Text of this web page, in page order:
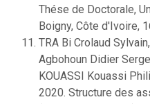
Thése de Doctorale,
Boigny, Côte d'Ivoire,
TRA Bi Crolaud
Agbohoun Didier
KOUASSI Kouassi
2020. Structure des